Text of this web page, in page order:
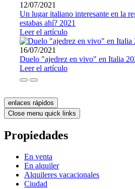
12/07/2021
Un lugar italiano interesante en la
estabas ahí? 2021
Leer el artículo
16/07/2021
Duelo "ajedrez en vivo" en Italia
Leer el artículo
enlaces rápidos
Close menu quick links
Propiedades
En venta
En alquiler
Alquileres vacacionales
Ciudad